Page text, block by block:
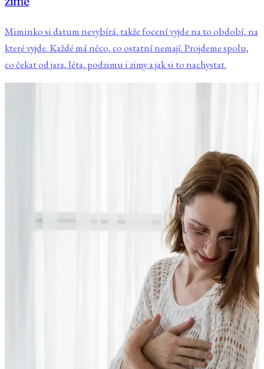
Miminko si datum nevybírá, takže focení vyjde na to období, na
které vyjde. Každé má něco, co ostatní nemají. Projdeme spolu,
co čekat od jara, léta, podzimu i zimy a jak si to nachystat.